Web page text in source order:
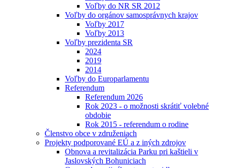
Voľby do NR SR 2012
Voľby do orgánov samosprávnych krajov
Voľby 2017
Voľby 2013
Voľby prezidenta SR
2024
2019
2014
Voľby do Europarlamentu
Referendum
Referendum 2026
Rok 2023 - o možnosti skrátiť volebné
obdobie
Rok 2015 - referendum o rodine
Členstvo obce v združeniach
Projekty podporované EÚ a z iných zdrojov
Obnova a revitalizácia Parku pri kaštieli v
Jaslovských Bohuniciach